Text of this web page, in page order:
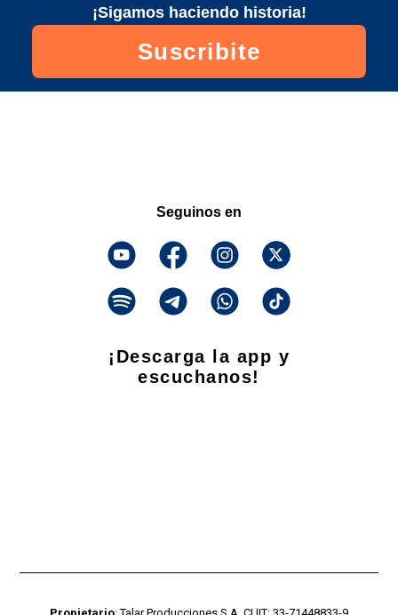
¡Sigamos haciendo historia!
Suscribite
Seguinos en
¡Descarga la app y
escuchanos!